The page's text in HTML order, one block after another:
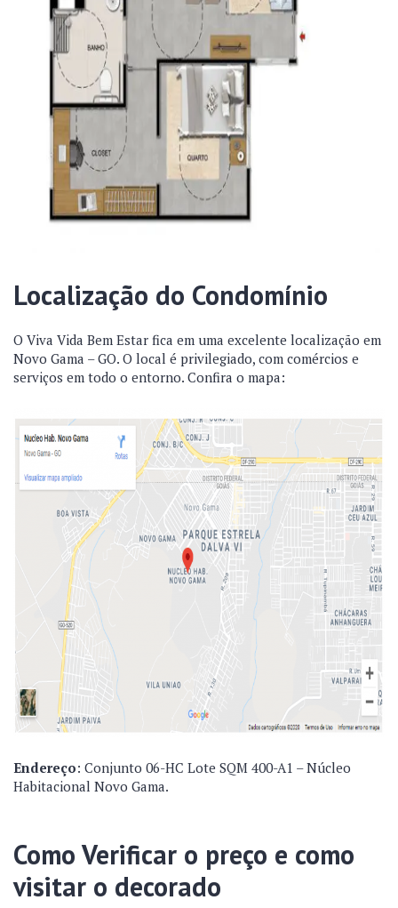
Localização do Condomínio
O Viva Vida Bem Estar fica em uma excelente localização em
Novo Gama – GO. O local é privilegiado, com comércios e
serviços em todo o entorno. Confira o mapa:
Endereço: Conjunto 06-HC Lote SQM 400-A1 – Núcleo
Habitacional Novo Gama.
Como Verificar o preço e como
visitar o decorado